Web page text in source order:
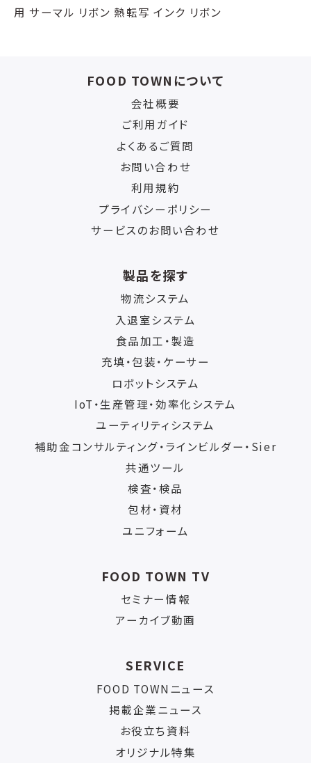
用 サーマル リボン 熱転写 インク リボン
FOOD TOWNについて
会社概要
ご利用ガイド
よくあるご質問
お問い合わせ
利用規約
プライバシーポリシー
サービスのお問い合わせ
製品を探す
物流システム
入退室システム
食品加工・製造
充填・包装・ケーサー
ロボットシステム
IoT・生産管理・効率化システム
ユーティリティシステム
補助金コンサルティング・ラインビルダー・Sier
共通ツール
検査・検品
包材・資材
ユニフォーム
FOOD TOWN TV
セミナー情報
アーカイブ動画
SERVICE
FOOD TOWNニュース
掲載企業ニュース
お役立ち資料
オリジナル特集